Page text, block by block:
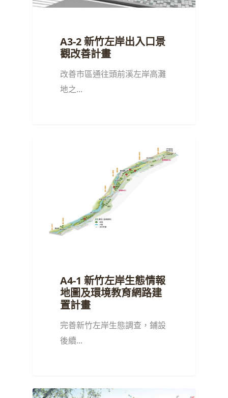
A3-2 新竹左岸出入口景
觀改善計畫
改善市區通往頭前溪左岸高灘
地之...
A4-1 新竹左岸生態情報
地圖及環境教育網路建
置計畫
完善新竹左岸生態調查，鋪設
後續...